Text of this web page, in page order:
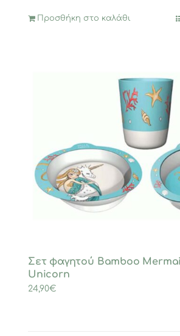
Προσθήκη στο καλάθι
Σετ φαγητού Bamboo
Unicorn
24,90€